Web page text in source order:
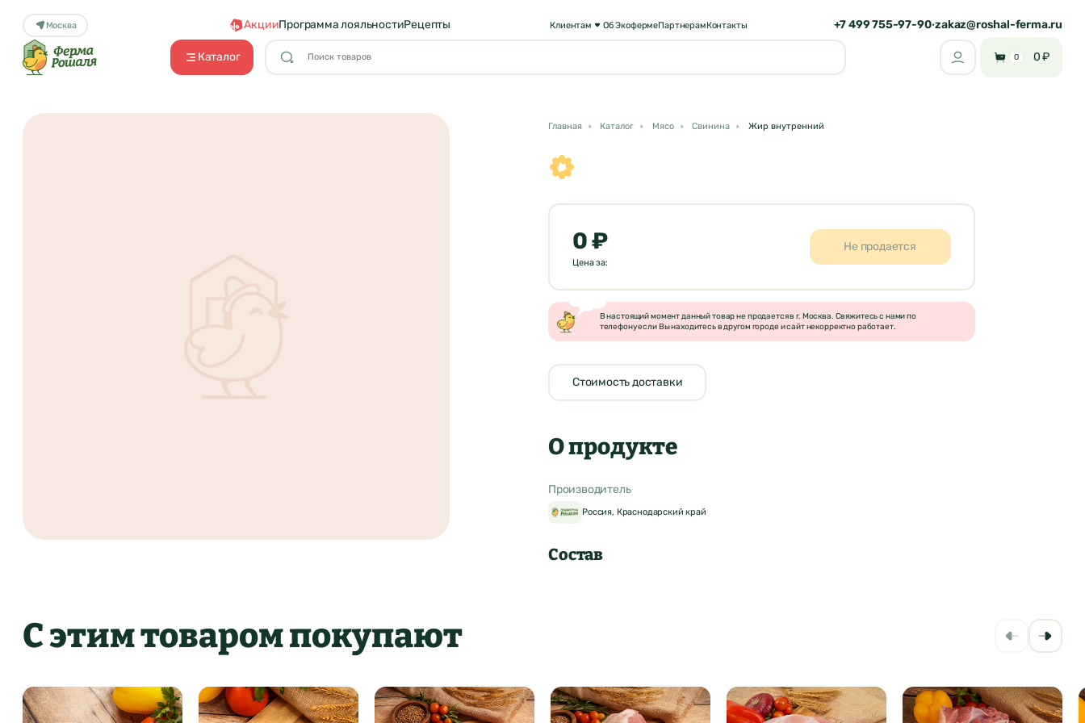
Москва АкцииПрограмма лояльностиРецепты Клиентам Об ЭкофермеПартнерамКонтакты +7 499 755-97-90•zakaz@roshal-ferma.ru
Каталог 0 0 ₽
Главная Каталог Мясо Свинина Жир внутренний
0 ₽
Цена за:
Не продается
В настоящий момент данный товар не продается в г. Москва. Свяжитесь с нами по
телефону если Вы находитесь в другом городе и сайт некорректно работает.
Стоимость доставки
О продукте
Производитель
Россия, Краснодарский край
Состав
С этим товаром покупают